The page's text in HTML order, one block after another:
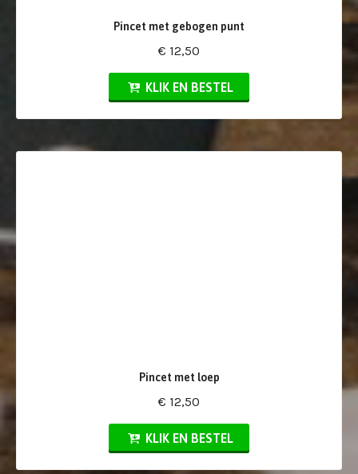
Pincet met gebogen punt
€ 12,50
KLIK EN BESTEL
Pincet met loep
€ 12,50
KLIK EN BESTEL